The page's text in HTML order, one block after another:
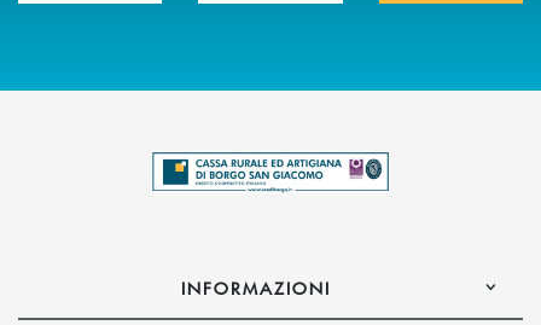
INFORMAZIONI